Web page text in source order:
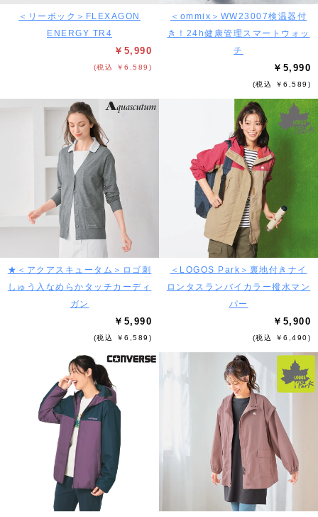
＜リーボック＞FLEXAGON
ENERGY TR4
￥5,990
(税込 ￥6,589)
＜ommix＞WW23007検温器付
き！24h健康管理スマートウォッ
チ
￥5,990
(税込 ￥6,589)
★＜アクアスキュータム＞ロゴ刺
しゅう入なめらかタッチカーディ
ガン
￥5,990
(税込 ￥6,589)
＜LOGOS Park＞裏地付きナイ
ロンタスランバイカラー撥水マン
パー
￥5,900
(税込 ￥6,490)